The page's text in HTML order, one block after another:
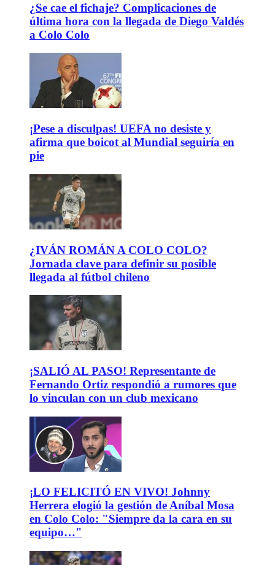
¿Se cae el fichaje? Complicaciones de
última hora con la llegada de Diego Valdés
a Colo Colo
¡Pese a disculpas! UEFA no desiste y
afirma que boicot al Mundial seguiría en
pie
¿IVÁN ROMÁN A COLO COLO?
Jornada clave para definir su posible
llegada al fútbol chileno
¡SALIÓ AL PASO! Representante de
Fernando Ortiz respondió a rumores que
lo vinculan con un club mexicano
¡LO FELICITÓ EN VIVO! Johnny
Herrera elogió la gestión de Aníbal Mosa
en Colo Colo: "Siempre da la cara en su
equipo…"